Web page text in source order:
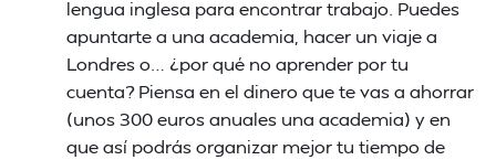
lengua inglesa para encontrar trabajo. Puedes
apuntarte a una academia, hacer un viaje a
Londres o… ¿por qué no aprender por tu
cuenta? Piensa en el dinero que te vas a ahorrar
(unos 300 euros anuales una academia) y en
que así podrás organizar mejor tu tiempo de